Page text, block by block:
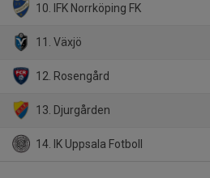
10. IFK Norrköping FK
11. Växjö
12. Rosengård
13. Djurgården
14. IK Uppsala Fotboll